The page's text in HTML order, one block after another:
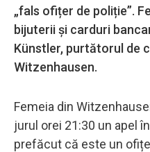
„fals ofițer de poliție”.
bijuterii și carduri
Künstler, purtătorul de
Witzenhausen.
Femeia din
jurul orei 21:30 un apel
prefăcut că este un